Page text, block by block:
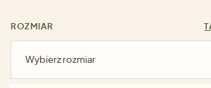
ROZMIAR
Wybierz rozmiar